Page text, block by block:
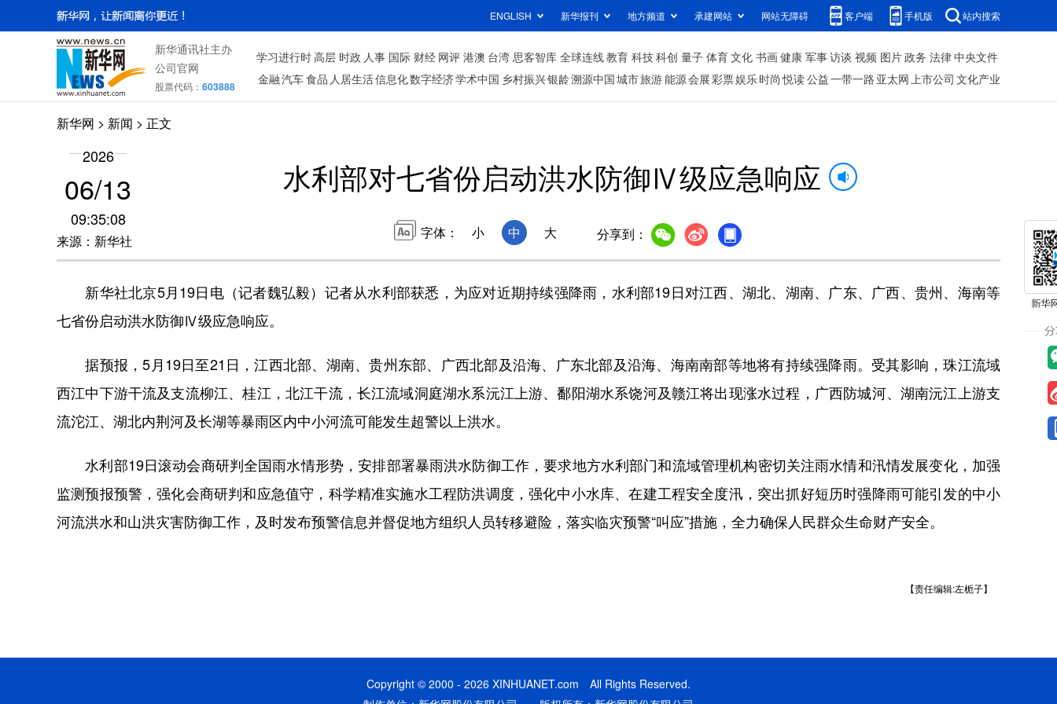
ENGLISH 新华报刊 地方频道 承建网站 网站无障碍 客户端 手机版 站内搜索
新华通讯社主办
公司官网
股票代码： 603888
学习进行时高层 时政 人事 国际 财经 网评 港澳 台湾 思客智库 全球连线教育 科技科创 量子 体育文化 书画健康 军事访谈 视频 图片政务 法律中央文件
金融汽车食品 人居生活信息化数字经济学术中国 乡村振兴银龄溯源中国城市旅游能源会展彩票娱乐时尚 悦读公益一带一路 亚太网上市公司 文化产业
新华网 > 新闻 > 正文
2026
06/13
09:35:08
来源：新华社
水利部对七省份启动洪水防御Ⅳ级应急响应
字体： 小 中 大 分享到：
新华社北京5月19日电（记者魏弘毅）记者从水利部获悉，为应对近期持续强降雨，水利部19日对江西、湖北、湖南、广东、广西、贵州、海南等
七省份启动洪水防御Ⅳ级应急响应。
据预报，5月19日至21日，江西北部、湖南、贵州东部、广西北部及沿海、广东北部及沿海、海南南部等地将有持续强降雨。受其影响，珠江流域
西江中下游干流及支流柳江、桂江，北江干流，长江流域洞庭湖水系沅江上游、鄱阳湖水系饶河及赣江将出现涨水过程，广西防城河、湖南沅江上游支
流沱江、湖北内荆河及长湖等暴雨区内中小河流可能发生超警以上洪水。
水利部19日滚动会商研判全国雨水情形势，安排部署暴雨洪水防御工作，要求地方水利部门和流域管理机构密切关注雨水情和汛情发展变化，加强
监测预报预警，强化会商研判和应急值守，科学精准实施水工程防洪调度，强化中小水库、在建工程安全度汛，突出抓好短历时强降雨可能引发的中小
河流洪水和山洪灾害防御工作，及时发布预警信息并督促地方组织人员转移避险，落实临灾预警“叫应”措施，全力确保人民群众生命财产安全。
【责任编辑:左栀子】
Copyright © 2000 - 2026 XINHUANET.com All Rights Reserved.